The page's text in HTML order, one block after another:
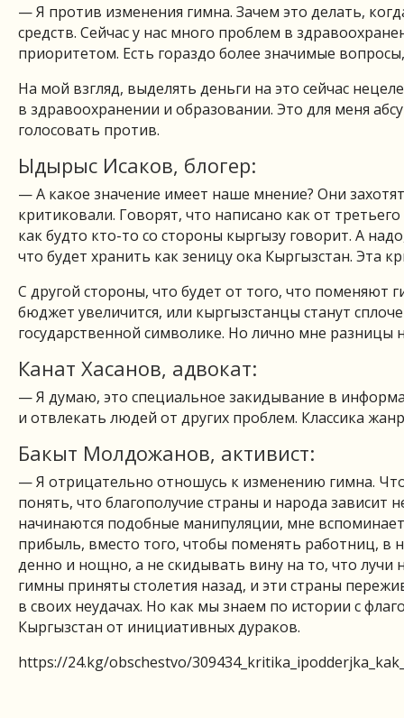
— Я против изменения гимна. Зачем это делать,
средств. Сейчас у нас много проблем в
приоритетом. Есть гораздо более значимые
На мой взгляд, выделять деньги на это сейчас
в здравоохранении и образовании. Это для меня
голосовать против.
Ыдырыс Исаков, блогер:
— А какое значение имеет наше мнение? Они
критиковали. Говорят, что написано как от
как будто кто-то со стороны кыргызу говорит. А
что будет хранить как зеницу ока Кыргызстан. Эта
С другой стороны, что будет от того, что поменяют
бюджет увеличится, или кыргызстанцы станут
государственной символике. Но лично мне
Канат Хасанов, адвокат:
— Я думаю, это специальное закидывание в
и отвлекать людей от других проблем. Классика
Бакыт Молдожанов, активист:
— Я отрицательно отношусь к изменению гимна.
понять, что благополучие страны и народа зависит
начинаются подобные манипуляции, мне
прибыль, вместо того, чтобы поменять работниц, в
денно и нощно, а не скидывать вину на то, что лучи
гимны приняты столетия назад, и эти страны
в своих неудачах. Но как мы знаем по истории с
Кыргызстан от инициативных дураков.
https://24.kg/obschestvo/